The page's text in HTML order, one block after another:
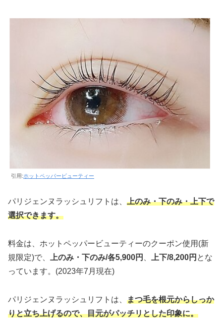
引用:ホットペッパービューティー
パリジェンヌラッシュリフトは、 上のみ・下のみ・上下で
選択できます。
料金は、ホットペッパービューティーのクーポン使用(新
規限定)で、
上のみ・下のみ/各5,900円 上下/8,200円 とな
っています。(2023年7月現在)
パリジェンヌラッシュリフトは、 まつ毛を根元からしっか
りと立ち上げるので、目元がパッチリとした印象に。